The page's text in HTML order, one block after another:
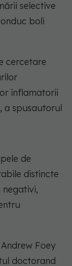
selective
boli
cercetare
inflamatorii
a spusautorul
de
distincte
negativi,
Foey
doctorand